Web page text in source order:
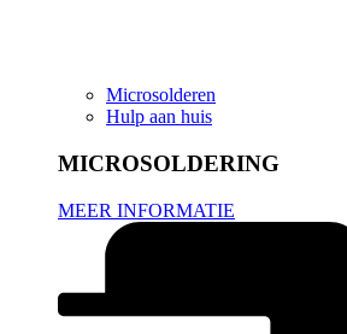
Microsolderen
Hulp aan huis
MICROSOLDERING
MEER INFORMATIE